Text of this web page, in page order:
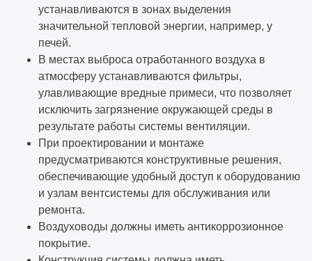
устанавливаются в зонах выделения
значительной тепловой энергии, например, у
печей.
В местах выброса отработанного воздуха в
атмосферу устанавливаются фильтры,
улавливающие вредные примеси, что позволяет
исключить загрязнение окружающей среды в
результате работы системы вентиляции.
При проектировании и монтаже
предусматриваются конструктивные решения,
обеспечивающие удобный доступ к оборудованию
и узлам вентсистемы для обслуживания или
ремонта.
Воздуховоды должны иметь антикоррозионное
покрытие.